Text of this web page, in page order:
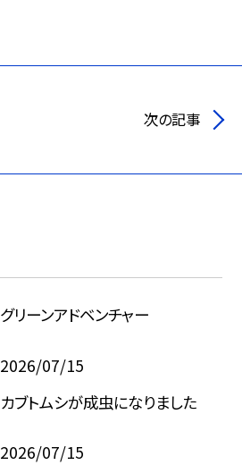
次の記事
グリーンアドベンチャー
2026/07/15
カブトムシが成虫になりました
2026/07/15